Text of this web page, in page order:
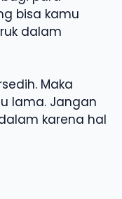
bisa kamu
dalam
Maka
lama. Jangan
karena hal